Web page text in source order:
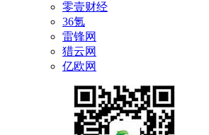
零壹财经
36氪
雷锋网
猎云网
亿欧网